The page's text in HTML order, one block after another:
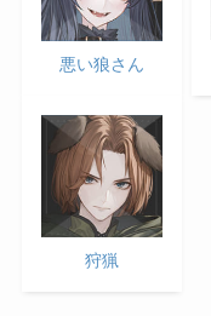
悪い狼さん
狩猟